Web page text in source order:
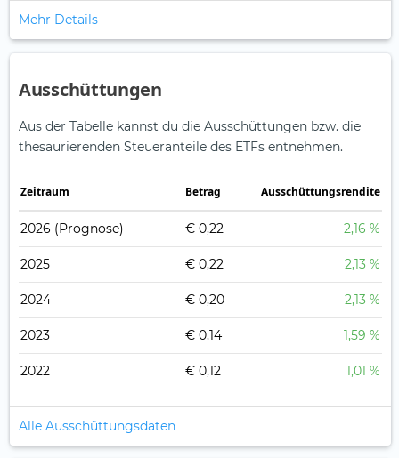
Mehr Details
Ausschüttungen
Aus der Tabelle kannst du die Ausschüttungen bzw. die
thesaurierenden Steueranteile des ETFs entnehmen.
Zeitraum Betrag Ausschüttungsrendite
2026 (Prognose) € 0,22 2,16 %
2025 € 0,22 2,13 %
2024 € 0,20 2,13 %
2023 € 0,14 1,59 %
2022 € 0,12 1,01 %
Alle Ausschüttungsdaten